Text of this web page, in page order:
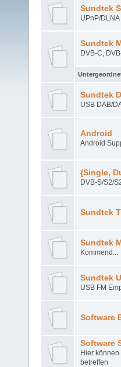
Sundtek
UPnP/
Sundtek
DVB-C,
Sundtek
USB DAB/
Android
Android
{Single,
DVB-S/S2/
Sundtek
Sundtek
Kommend...
Sundtek
USB FM
Software
Software
Hier
betreffen